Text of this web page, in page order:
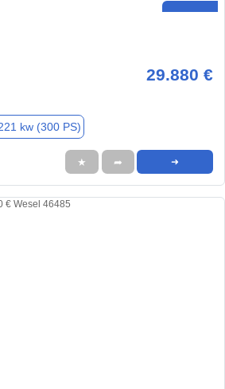
29.880 €
kw (300 PS)
★ ➦ ➜